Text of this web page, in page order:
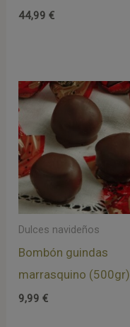
44,99€
Dulces navideños
Bombón guindas
marrasquino (500gr)
9,99€